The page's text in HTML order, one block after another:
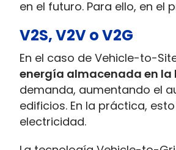
en el futuro. Para ello, en
V2S, V2V o V2G
En el caso de Vehicle-to-
energía almacenada en
demanda, aumentando el
edificios. En la práctica,
electricidad.